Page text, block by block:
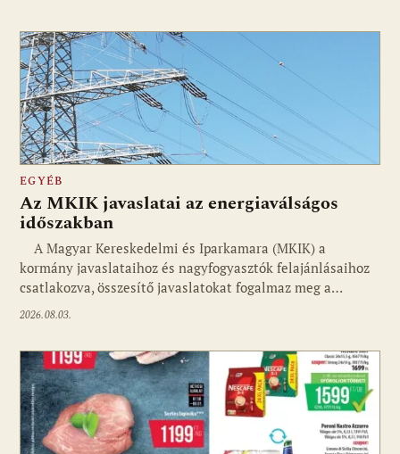
EGYÉB
Az MKIK javaslatai az energiaválságos
időszakban
A Magyar Kereskedelmi és Iparkamara (MKIK) a
kormány javaslataihoz és nagyfogyasztók felajánlásaihoz
csatlakozva, összesítő javaslatokat fogalmaz meg a…
2026.08.03.